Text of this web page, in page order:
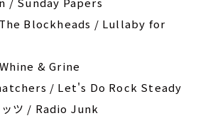
Blockheads / Lullaby for
& Grine
/ Let's Do Rock Steady
ッツ / Radio Junk